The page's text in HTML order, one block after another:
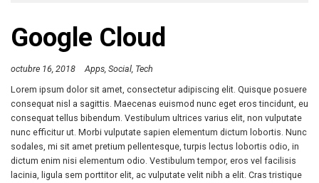
Google Cloud
octubre 16, 2018 Apps Social Tech
Lorem ipsum dolor sit amet, consectetur adipiscing elit. Quisque posuere
consequat nisl a sagittis. Maecenas euismod nunc eget eros tincidunt, eu
consequat tellus bibendum. Vestibulum ultrices varius elit, non vulputate
nunc efficitur ut. Morbi vulputate sapien elementum dictum lobortis. Nunc
sodales, mi sit amet pretium pellentesque, turpis lectus lobortis odio, in
dictum enim nisi elementum odio. Vestibulum tempor, eros vel facilisis
lacinia, ligula sem porttitor elit, ac vulputate velit nibh a elit. Cras tristique